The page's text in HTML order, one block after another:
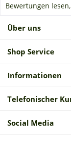
Bewertungen
Über uns
Shop Service
Informationen
Telefonischer
Social Media